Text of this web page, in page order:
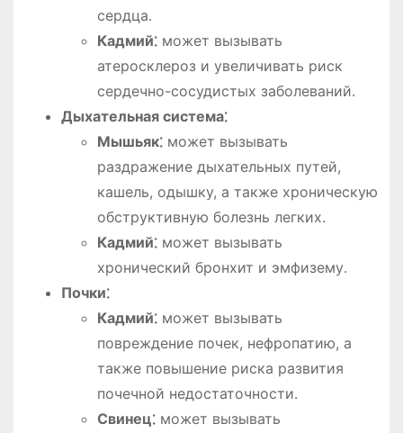
сердца․
Кадмий⁚может вызывать
атеросклероз и увеличивать риск
сердечно-сосудистых заболеваний․
Дыхательная система⁚
Мышьяк⁚может вызывать
раздражение дыхательных путей,
кашель, одышку, а также хроническую
обструктивную болезнь легких․
Кадмий⁚может вызывать
хронический бронхит и эмфизему․
Почки⁚
Кадмий⁚может вызывать
повреждение почек, нефропатию, а
также повышение риска развития
почечной недостаточности․
Свинец⁚может вызывать